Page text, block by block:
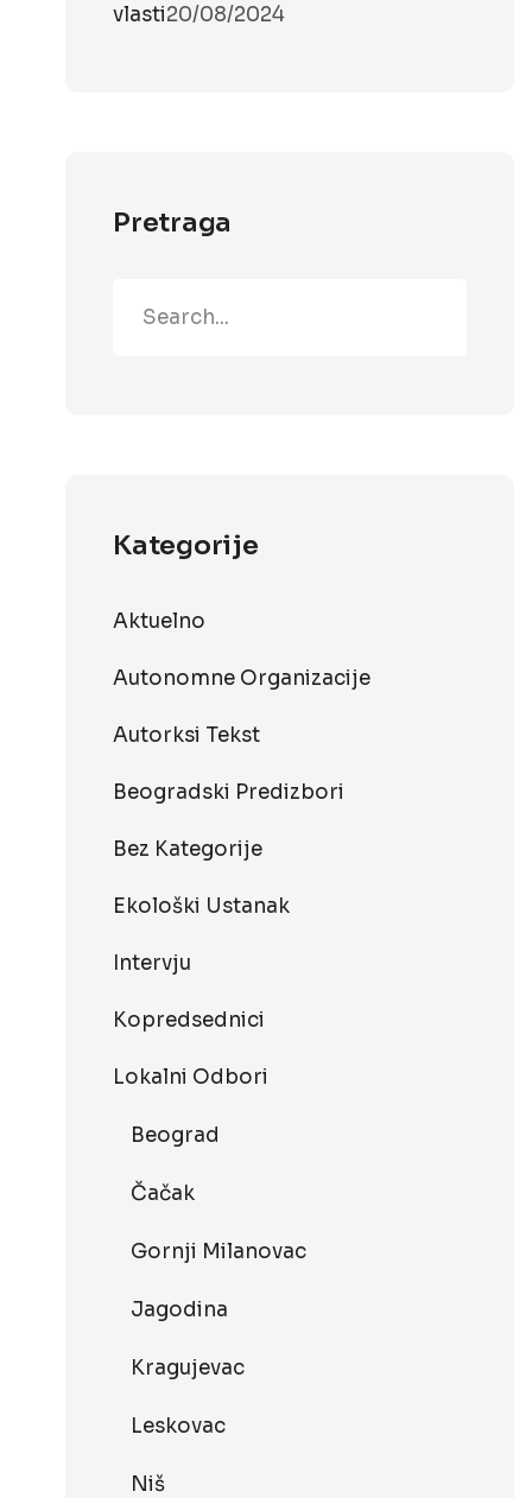
vlasti20/08/2024
Pretraga
Kategorije
Aktuelno
Autonomne Organizacije
Autorksi Tekst
Beogradski Predizbori
Bez Kategorije
Ekološki Ustanak
Intervju
Kopredsednici
Lokalni Odbori
Beograd
Čačak
Gornji Milanovac
Jagodina
Kragujevac
Leskovac
Niš